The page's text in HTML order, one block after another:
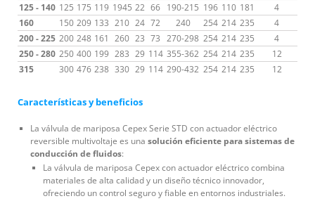
125 - 140 125 175 119 1945 22 66 190-215 196 110 181
4
160
150 209 133 210 24 72 240 254 214 235
4
200 - 225 200 248 161 260 23 73 270-298 254 214 235
4
250 - 280 250 400 199 283 29 114 355-362 254 214 235
12
315
300 476 238 330 29 114 290-432 254 214 235 12
Características y beneficios
La válvula de mariposa Cepex Serie STD con actuador eléctrico
reversible multivoltaje es una solución eficiente para sistemas de
conducción de fluidos:
La válvula de mariposa Cepex con actuador eléctrico combina
materiales de alta calidad y un diseño técnico innovador,
ofreciendo un control seguro y fiable en entornos industriales.